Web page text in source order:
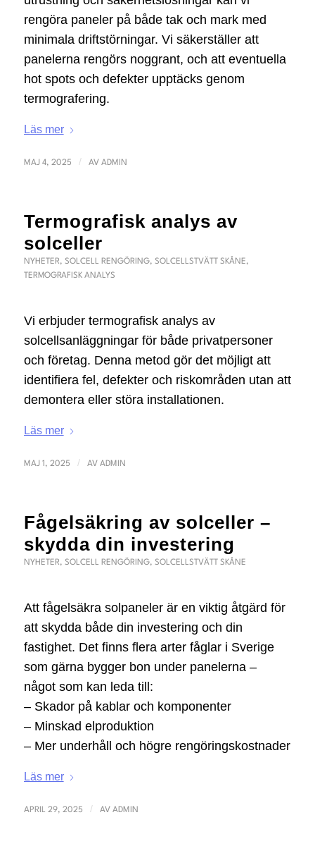
rengöra paneler på både tak och mark med
minimala driftstörningar. Vi säkerställer att
panelerna rengörs noggrant, och att eventuella
hot spots och defekter upptäcks genom
termografering.
Läs mer
MAJ 4, 2025 / AV ADMIN
Termografisk analys av
solceller
NYHETER, SOLCELL RENGÖRING, SOLCELLSTVÄTT SKÅNE,
TERMOGRAFISK ANALYS
Vi erbjuder termografisk analys av
solcellsanläggningar för både privatpersoner
och företag. Denna metod gör det möjligt att
identifiera fel, defekter och riskområden utan att
demontera eller störa installationen.
Läs mer
MAJ 1, 2025 / AV ADMIN
Fågelsäkring av solceller –
skydda din investering
NYHETER, SOLCELL RENGÖRING, SOLCELLSTVÄTT SKÅNE
Att fågelsäkra solpaneler är en viktig åtgärd för
att skydda både din investering och din
fastighet. Det finns flera arter fåglar i Sverige
som gärna bygger bon under panelerna –
något som kan leda till:
– Skador på kablar och komponenter
– Minskad elproduktion
– Mer underhåll och högre rengöringskostnader
Läs mer
APRIL 29, 2025 / AV ADMIN